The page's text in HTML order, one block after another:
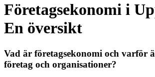
Företagsekonomi i
En översikt
Vad är företagsekonomi och varför
företag och organisationer?